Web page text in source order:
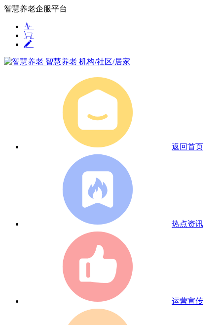
智慧养老企服平台
智慧养老 机构/社区/居家
返回首页
热点资讯
运营宣传